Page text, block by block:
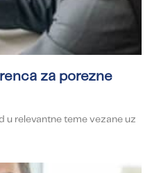
za porezne
u relevantne teme vezane uz